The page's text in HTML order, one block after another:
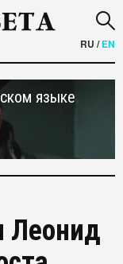
RU /EN
языке
Леонид